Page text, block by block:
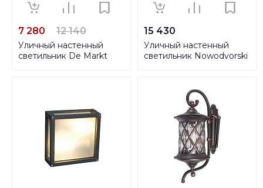
7 280 12 140
Уличный настенный
светильник De Markt
15 430
Уличный настенный
светильник Nowodvorski